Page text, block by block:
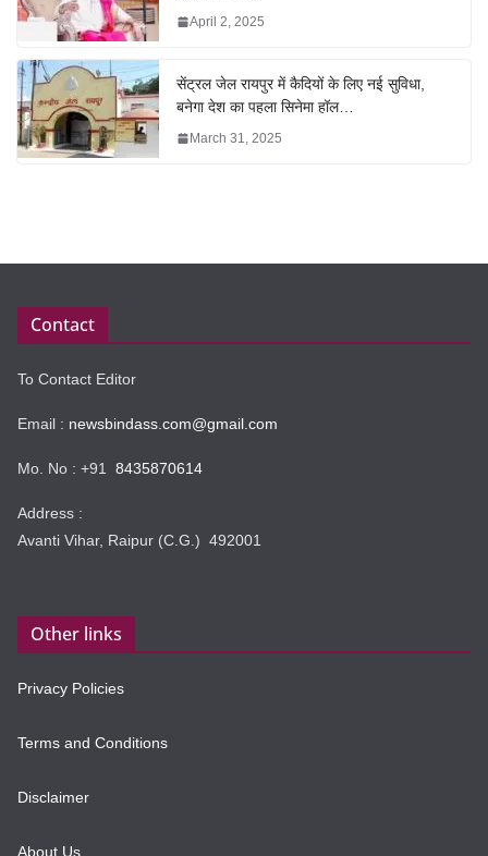
April 2, 2025
सेंट्रल जेल रायपुर में कैदियों के लिए नई सुविधा,
बनेगा देश का पहला सिनेमा हॉल…
March 31, 2025
Contact
To Contact Editor
Email : newsbindass.com@gmail.com
Mo. No : +91 8435870614
Address :
Avanti Vihar, Raipur (C.G.) 492001
Other links
Privacy Policies
Terms and Conditions
Disclaimer
About Us